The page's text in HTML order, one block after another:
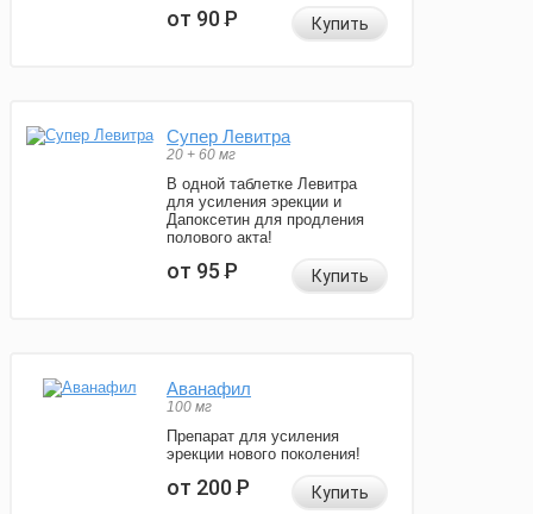
от 90Р Купить
Супер Левитра
20 + 60 мг
В одной таблетке Левитра
для усиления эрекции и
Дапоксетин для продления
полового акта!
от 95Р Купить
Аванафил
100 мг
Препарат для усиления
эрекции нового поколения!
от 200Р Купить